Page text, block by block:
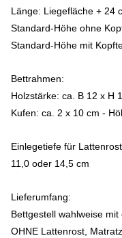
Länge: Liegefläche + 24
Standard-Höhe ohne
Standard-Höhe mit
Bettrahmen:
Holzstärke: ca. B 12 x H
Kufen: ca. 2 x 10 cm -
Einlegetiefe für
11,0 oder 14,5 cm
Lieferumfang:
Bettgestell wahlweise
OHNE Lattenrost,